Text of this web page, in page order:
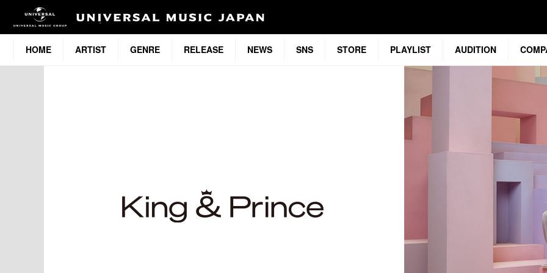
HOME ARTIST GENRE RELEASE NEWS SNS STORE PLAYLIST AUDITION